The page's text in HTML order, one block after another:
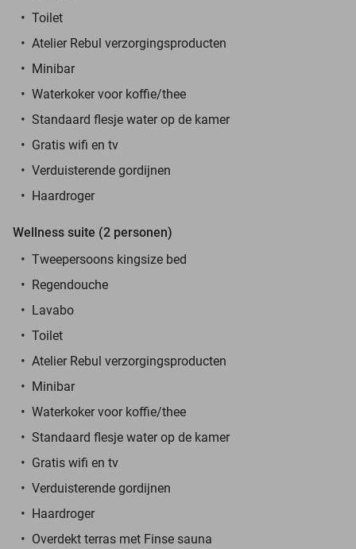
Toilet
Atelier Rebul verzorgingsproducten
Minibar
Waterkoker voor koffie/thee
Standaard flesje water op de kamer
Gratis wifi en tv
Verduisterende gordijnen
Haardroger
Wellness suite (2 personen)
Tweepersoons kingsize bed
Regendouche
Lavabo
Toilet
Atelier Rebul verzorgingsproducten
Minibar
Waterkoker voor koffie/thee
Standaard flesje water op de kamer
Gratis wifi en tv
Verduisterende gordijnen
Haardroger
Overdekt terras met Finse sauna